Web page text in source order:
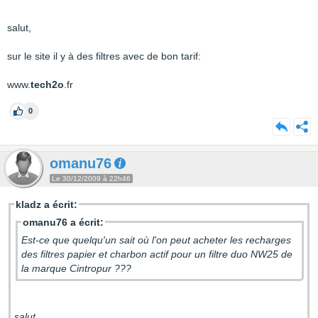
salut,
sur le site il y à des filtres avec de bon tarif:
www.tech2o .fr
0
omanu76
Le 30/12/2009 à 22h46
kladz a écrit:
omanu76 a écrit:
Est-ce que quelqu'un sait où l'on peut acheter les recharges
des filtres papier et charbon actif pour un filtre duo NW25 de
la marque Cintropur ???